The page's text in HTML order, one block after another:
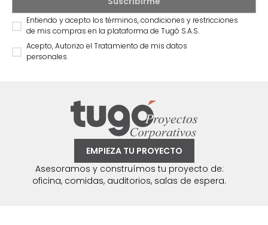
Entiendo y acepto los términos, condiciones y restricciones
de mis compras en la plataforma de Tugó S.A.S.
Acepto, Autorizo el Tratamiento de mis datos
personales.
EMPIEZA TU PROYECTO
Asesoramos y construímos tu proyecto de:
oficina, comidas, auditorios, salas de espera.